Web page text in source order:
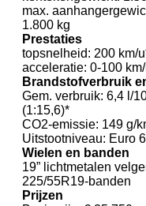
max.
1.800 kg
Prestaties
topsnelheid: 200 km/
acceleratie: 0-100
Brandstofverbruik
Gem. verbruik: 6,4 l/
(1:15,6)*
CO2-emissie: 149 g/
Uitstootniveau: Euro
Wielen en banden
19” lichtmetalen
225/55R19-banden
Prijzen